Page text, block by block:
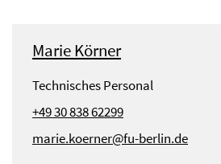
Marie Körner
Technisches Personal
+49 30 838 62299
marie.koerner@fu-berlin.de